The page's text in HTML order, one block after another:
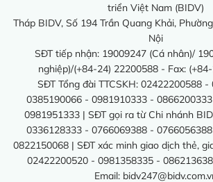
triển Việt Nam (BIDV)
Tháp BIDV, Số 194 Trần Quang Khải,
Nội
SĐT tiếp nhận: 19009247 (Cá nhân)/
nghiệp)/(+84-24) 22200588 - Fax:
SĐT Tổng đài TTCSKH: 02422200588
0385190066 - 0981910333 -
0981951333 | SĐT gọi ra từ Chi nhánh
0336128333 - 0766069388 -
0822150068 | SĐT xác minh giao dịch thẻ,
02422200520 - 0981358335 -
Email: